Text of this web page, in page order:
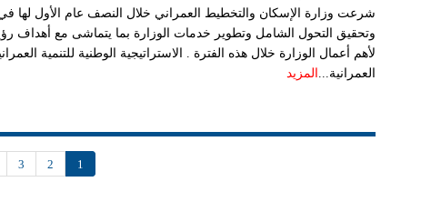
لأهم أعمال الوزارة خلال هذه الفترة . الاستراتيجية الوطنية للتنمية
العمرانية... المزيد
1
2
3